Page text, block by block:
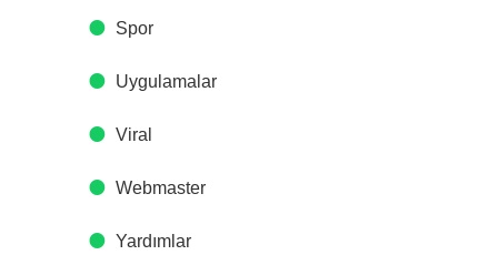
Spor
Uygulamalar
Viral
Webmaster
Yardımlar